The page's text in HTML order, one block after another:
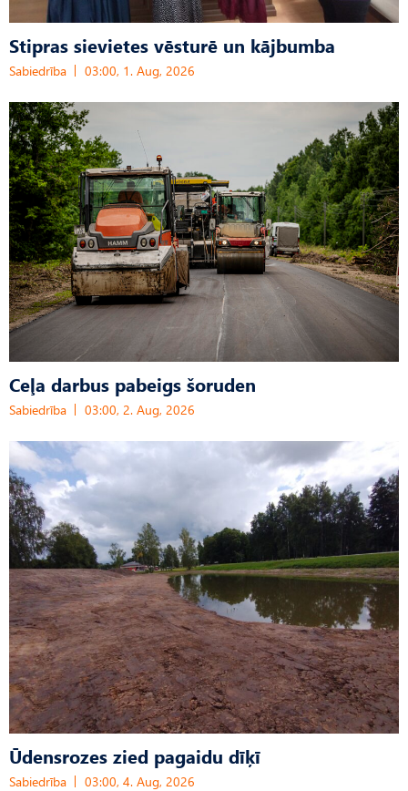
Stipras sievietes vēsturē un kājbumba
Sabiedrība 03:00, 1. Aug, 2026
Ceļa darbus pabeigs šoruden
Sabiedrība 03:00, 2. Aug, 2026
Ūdensrozes zied pagaidu dīķī
Sabiedrība 03:00, 4. Aug, 2026